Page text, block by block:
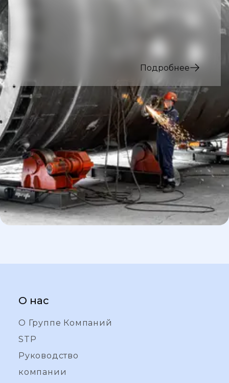
Подробнее
О нас
О Группе Компаний
STP
Руководство
компании